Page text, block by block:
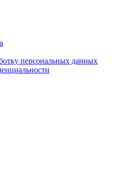
персональных данных